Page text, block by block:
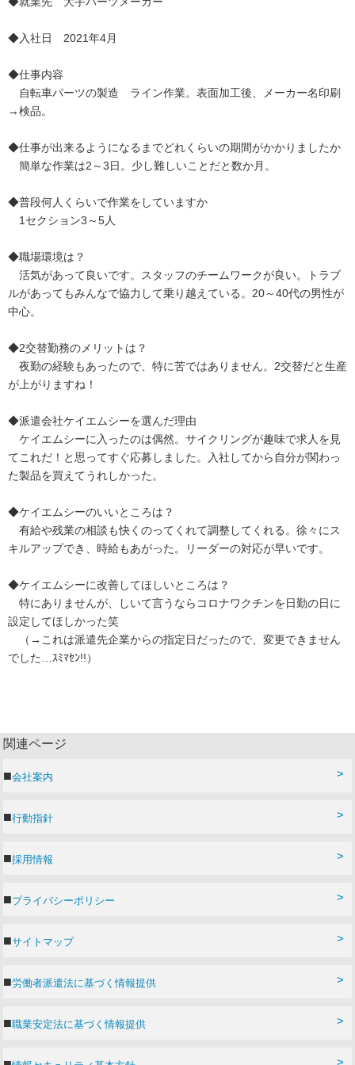
◆入社日 2021年4月
◆仕事内容
自転車パーツの製造 ライン作業。表面加工後、メーカー名印刷
→検品。
◆仕事が出来るようになるまでどれくらいの期間がかかりましたか
簡単な作業は2～3日。少し難しいことだと数か月。
◆普段何人くらいで作業をしていますか
1セクション3～5人
◆職場環境は？
活気があって良いです。スタッフのチームワークが良い。トラブ
ルがあってもみんなで協力して乗り越えている。20～40代の男性が
中心。
◆2交替勤務のメリットは？
夜勤の経験もあったので、特に苦ではありません。2交替だと生産
が上がりますね！
◆派遣会社ケイエムシーを選んだ理由
ケイエムシーに入ったのは偶然。サイクリングが趣味で求人を見
てこれだ！と思ってすぐ応募しました。入社してから自分が関わっ
た製品を買えてうれしかった。
◆ケイエムシーのいいところは？
有給や残業の相談も快くのってくれて調整してくれる。徐々にス
キルアップでき、時給もあがった。リーダーの対応が早いです。
◆ケイエムシーに改善してほしいところは？
特にありませんが、しいて言うならコロナワクチンを日勤の日に
設定してほしかった笑
（→これは派遣先企業からの指定日だったので、変更できません
でした…ｽﾐﾏｾﾝ!!）
関連ページ
会社案内
行動指針
採用情報
プライバシーポリシー
サイトマップ
労働者派遣法に基づく情報提供
職業安定法に基づく情報提供